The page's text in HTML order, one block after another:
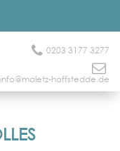
0203 3177 3277
info@maletz-hoffstedde.de